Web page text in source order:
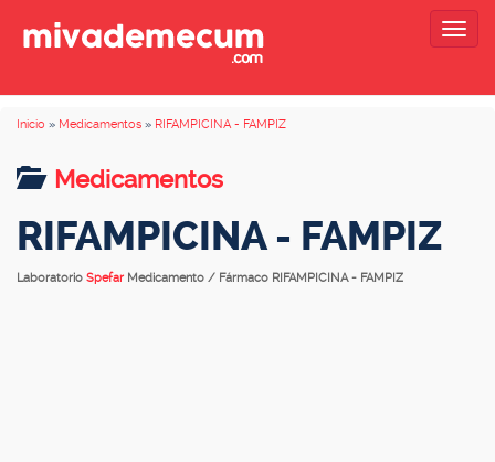
Inicio » Medicamentos » RIFAMPICINA - FAMPIZ
Medicamentos
RIFAMPICINA - FAMPIZ
Laboratorio Spefar Medicamento / Fármaco RIFAMPICINA - FAMPIZ